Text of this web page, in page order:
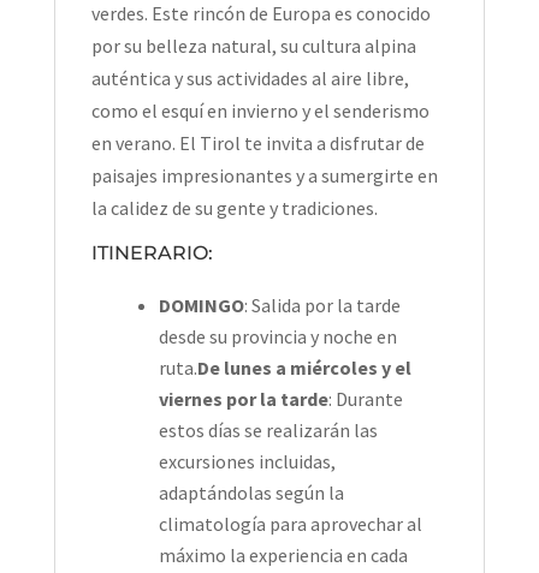
verdes. Este rincón de Europa es conocido
por su belleza natural, su cultura alpina
auténtica y sus actividades al aire libre,
como el esquí en invierno y el senderismo
en verano. El Tirol te invita a disfrutar de
paisajes impresionantes y a sumergirte en
la calidez de su gente y tradiciones.
ITINERARIO:
DOMINGO: Salida por la tarde
desde su provincia y noche en
ruta.De lunes a miércoles y el
viernes por la tarde: Durante
estos días se realizarán las
excursiones incluidas,
adaptándolas según la
climatología para aprovechar al
máximo la experiencia en cada